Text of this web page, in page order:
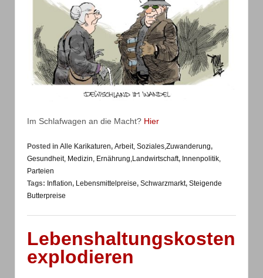
Im Schlafwagen an die Macht? Hier
Posted in Alle Karikaturen, Arbeit, Soziales,Zuwanderung,
Gesundheit, Medizin, Ernährung,Landwirtschaft, Innenpolitik,
Parteien
Tags: Inflation, Lebensmittelpreise, Schwarzmarkt, Steigende
Butterpreise
Lebenshaltungskosten
explodieren